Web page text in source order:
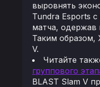
выровнять
Tundra Esports
матча, одержав
Таким образом,
V.
Читайте
группового
BLAST Slam V